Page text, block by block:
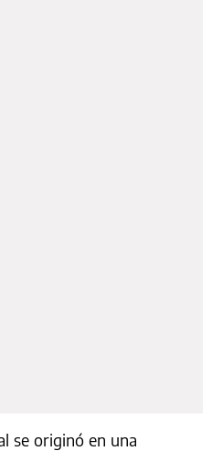
se originó en una